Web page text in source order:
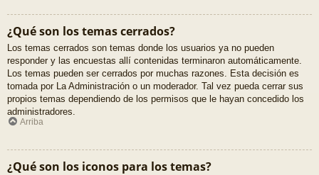
¿Qué son los temas cerrados?
Los temas cerrados son temas donde los usuarios ya no pueden
responder y las encuestas allí contenidas terminaron automáticamente.
Los temas pueden ser cerrados por muchas razones. Esta decisión es
tomada por La Administración o un moderador. Tal vez pueda cerrar sus
propios temas dependiendo de los permisos que le hayan concedido los
administradores.
Arriba
¿Qué son los iconos para los temas?